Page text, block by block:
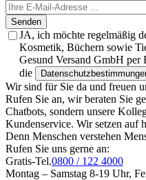
Senden
JA, ich möchte regelmäßig
Kosmetik, Büchern sowie
Gesund Versand GmbH
die
Wir sind für Sie da und freuen
Rufen Sie an, wir beraten Sie
Chatbots, sondern unsere
Kundenservice. Wir setzen auf
Denn Menschen verstehen
Rufen Sie uns gerne an:
Gratis-Tel.0800 / 122 4000
Montag – Samstag 8-19 Uhr,